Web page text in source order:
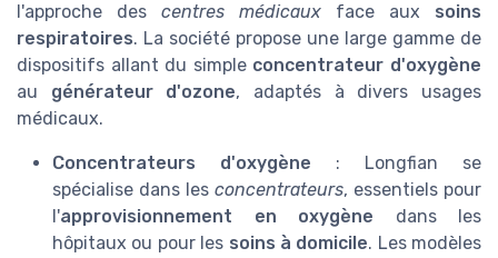
l'approche des centres médicaux face aux soins
respiratoires. La société propose une large gamme de
dispositifs allant du simple concentrateur d'oxygène
au générateur d'ozone, adaptés à divers usages
médicaux.
Concentrateurs d'oxygène : Longfian se
spécialise dans les concentrateurs, essentiels pour
l'approvisionnement en oxygène dans les
hôpitaux ou pour les soins à domicile. Les modèles